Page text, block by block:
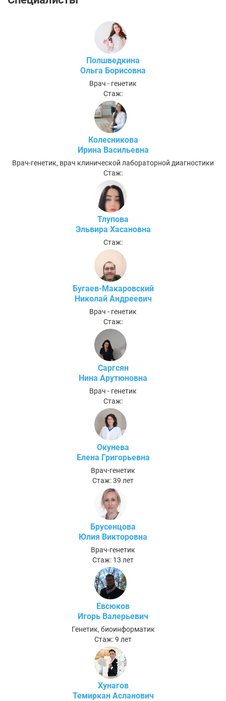
Полшведкина
Ольга Борисовна
Врач - генетик
Стаж:
Колесникова
Ирина Васильевна
Врач-генетик, врач клинической лабораторной диагностики
Стаж:
Тлупова
Эльвира Хасановна
Стаж:
Бугаев-Макаровский
Николай Андреевич
Врач - генетик
Стаж:
Саргсян
Нина Арутюновна
Врач - генетик
Стаж:
Окунева
Елена Григорьевна
Врач-генетик
Стаж: 39 лет
Брусенцова
Юлия Викторовна
Врач-генетик
Стаж: 13 лет
Евсюков
Игорь Валерьевич
Генетик, биоинформатик
Стаж: 9 лет
Хунагов
Темиркан Асланович